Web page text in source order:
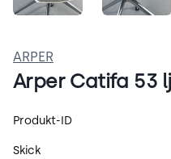
ARPER
Arper Catifa 53
Produktspecifikation
Produkt-ID
Skick